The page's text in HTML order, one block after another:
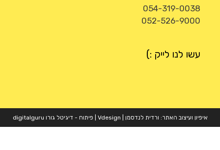
054-319-0038
052-526-9000
עשו לנו לייק :)
איפיון ועיצוב האתר: ורדית לנדסמן | Vdesign | פיתוח - דיגיטל גורו digitalguru